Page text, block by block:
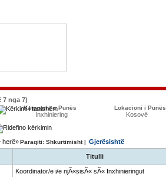
7 nga 7)
Kategoria e Punës
Inxhiniering
Lokacioni i Punës
Kosovë
herë»Paraqiti: Shkurtimisht | Gjerësishtë
Titulli
Koordinator/e i/e njÃ«sisÃ« sÃ« Inxhinieringut